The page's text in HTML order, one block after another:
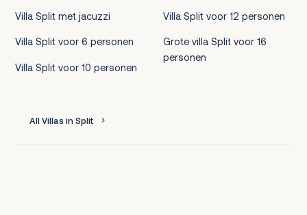
Villa Split met jacuzzi
Villa Split voor 6 personen
Villa Split voor 10 personen
Villa Split voor 12 personen
Grote villa Split voor 16
personen
All Villas in Split